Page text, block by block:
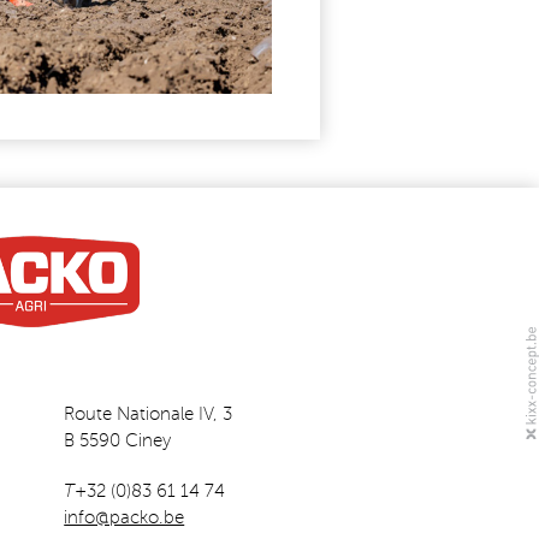
Route Nationale IV, 3
B 5590 Ciney
T +32 (0)83 61 14 74
info@packo.be